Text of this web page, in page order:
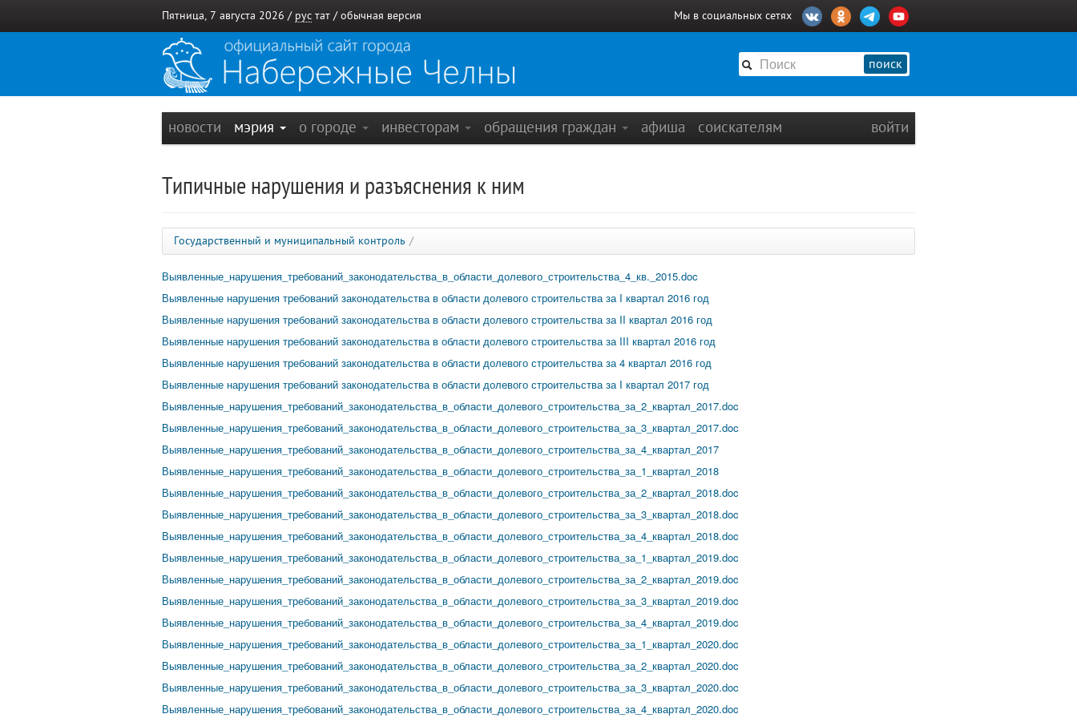
Пятница, 7 августа 2026 / рус тат / обычная версия Мы в социальных сетях
поиск
новости мэрия о городе инвесторам обращения граждан афиша соискателям войти
Типичные нарушения и разъяснения к ним
Государственный и муниципальный контроль /
Выявленные_нарушения_требований_законодательства_в_области_долевого_строительства_4_кв._2015.doc
Выявленные нарушения требований законодательства в области долевого строительства за I квартал 2016 год
Выявленные нарушения требований законодательства в области долевого строительства за II квартал 2016 год
Выявленные нарушения требований законодательства в области долевого строительства за III квартал 2016 год
Выявленные нарушения требований законодательства в области долевого строительства за 4 квартал 2016 год
Выявленные нарушения требований законодательства в области долевого строительства за I квартал 2017 год
Выявленные_нарушения_требований_законодательства_в_области_долевого_строительства_за_2_квартал_2017.doc
Выявленные_нарушения_требований_законодательства_в_области_долевого_строительства_за_3_квартал_2017.doc
Выявленные_нарушения_требований_законодательства_в_области_долевого_строительства_за_4_квартал_2017
Выявленные_нарушения_требований_законодательства_в_области_долевого_строительства_за_1_квартал_2018
Выявленные_нарушения_требований_законодательства_в_области_долевого_строительства_за_2_квартал_2018.doc
Выявленные_нарушения_требований_законодательства_в_области_долевого_строительства_за_3_квартал_2018.doc
Выявленные_нарушения_требований_законодательства_в_области_долевого_строительства_за_4_квартал_2018.doc
Выявленные_нарушения_требований_законодательства_в_области_долевого_строительства_за_1_квартал_2019.doc
Выявленные_нарушения_требований_законодательства_в_области_долевого_строительства_за_2_квартал_2019.doc
Выявленные_нарушения_требований_законодательства_в_области_долевого_строительства_за_3_квартал_2019.doc
Выявленные_нарушения_требований_законодательства_в_области_долевого_строительства_за_4_квартал_2019.doc
Выявленные_нарушения_требований_законодательства_в_области_долевого_строительства_за_1_квартал_2020.doc
Выявленные_нарушения_требований_законодательства_в_области_долевого_строительства_за_2_квартал_2020.doc
Выявленные_нарушения_требований_законодательства_в_области_долевого_строительства_за_3_квартал_2020.doc
Выявленные_нарушения_требований_законодательства_в_области_долевого_строительства_за_4_квартал_2020.doc